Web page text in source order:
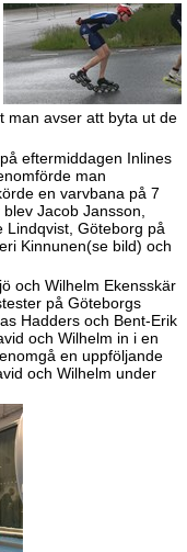
man avser att byta ut de
eftermiddagen Inlines
man
en varvbana på 7
Jacob Jansson,
Lindqvist, Göteborg på
Kinnunen(se bild) och
och Wilhelm Ekensskär
på Göteborgs
Hadders och Bent-Erik
och Wilhelm in i en
en uppföljande
och Wilhelm under